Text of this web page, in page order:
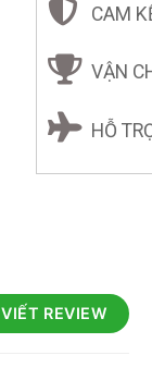
CAM
VẬN
HỖ
VIẾT REVIEW